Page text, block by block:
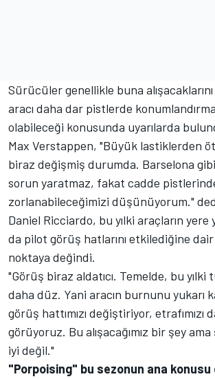
Sürücüler genellikle buna
aracı daha dar pistlerde
olabileceği konusunda uyarılarda
Max Verstappen, "Büyük lastiklerden
biraz değişmiş durumda. Barselona
sorun yaratmaz, fakat cadde
zorlanabileceğimizi düşünüyorum."
Daniel Ricciardo, bu yılki araçların yere
da pilot görüş hatlarını etkilediğine
noktaya değindi.
"Görüş biraz aldatıcı. Temelde, bu
daha düz. Yani aracın burnunu yukarı
görüş hattımızı değiştiriyor, etrafımızı
görüyoruz. Bu alışacağımız bir şey
iyi değil."
"Porpoising" bu sezonun ana konusu